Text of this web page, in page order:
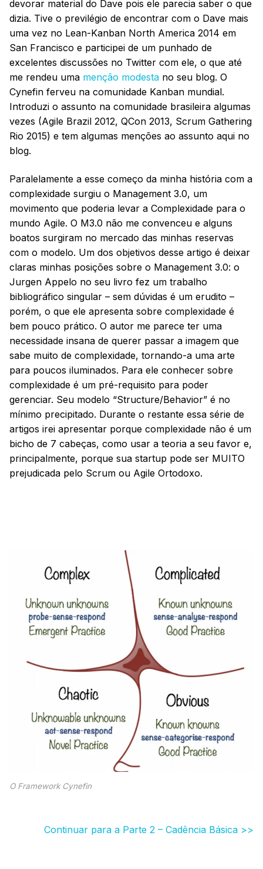
devorar material do Dave pois ele parecia saber o que
dizia. Tive o previlégio de encontrar com o Dave mais
uma vez no Lean-Kanban North America 2014 em
San Francisco e participei de um punhado de
excelentes discussões no Twitter com ele, o que até
me rendeu uma menção modesta no seu blog. O
Cynefin ferveu na comunidade Kanban mundial.
Introduzi o assunto na comunidade brasileira algumas
vezes (Agile Brazil 2012, QCon 2013, Scrum Gathering
Rio 2015) e tem algumas menções ao assunto aqui no
blog.
Paralelamente a esse começo da minha história com a
complexidade surgiu o Management 3.0, um
movimento que poderia levar a Complexidade para o
mundo Agile. O M3.0 não me convenceu e alguns
boatos surgiram no mercado das minhas reservas
com o modelo. Um dos objetivos desse artigo é deixar
claras minhas posições sobre o Management 3.0: o
Jurgen Appelo no seu livro fez um trabalho
bibliográfico singular – sem dúvidas é um erudito –
porém, o que ele apresenta sobre complexidade é
bem pouco prático. O autor me parece ter uma
necessidade insana de querer passar a imagem que
sabe muito de complexidade, tornando-a uma arte
para poucos iluminados. Para ele conhecer sobre
complexidade é um pré-requisito para poder
gerenciar. Seu modelo “Structure/Behavior” é no
mínimo precipitado. Durante o restante essa série de
artigos irei apresentar porque complexidade não é um
bicho de 7 cabeças, como usar a teoria a seu favor e,
principalmente, porque sua startup pode ser MUITO
prejudicada pelo Scrum ou Agile Ortodoxo.
O Framework Cynefin
Continuar para a Parte 2 – Cadência Básica >>